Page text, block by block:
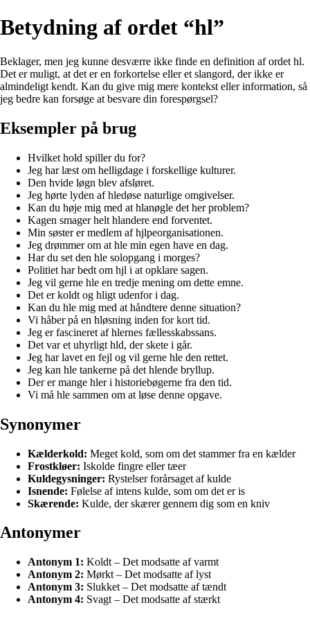
Betydning af ordet “hl”
Beklager, men jeg kunne desværre ikke finde en definition af ordet hl.
Det er muligt, at det er en forkortelse eller et slangord, der ikke er
almindeligt kendt. Kan du give mig mere kontekst eller information, så
jeg bedre kan forsøge at besvare din forespørgsel?
Eksempler på brug
Hvilket hold spiller du for?
Jeg har læst om helligdage i forskellige kulturer.
Den hvide løgn blev afsløret.
Jeg hørte lyden af hledøse naturlige omgivelser.
Kan du høje mig med at hlanøgle det her problem?
Kagen smager helt hlandere end forventet.
Min søster er medlem af hjlpeorganisationen.
Jeg drømmer om at hle min egen have en dag.
Har du set den hle solopgang i morges?
Politiet har bedt om hjl i at opklare sagen.
Jeg vil gerne hle en tredje mening om dette emne.
Det er koldt og hligt udenfor i dag.
Kan du hle mig med at håndtere denne situation?
Vi håber på en hløsning inden for kort tid.
Jeg er fascineret af hlernes fællesskabssans.
Det var et uhyrligt hld, der skete i går.
Jeg har lavet en fejl og vil gerne hle den rettet.
Jeg kan hle tankerne på det hlende bryllup.
Der er mange hler i historiebøgerne fra den tid.
Vi må hle sammen om at løse denne opgave.
Synonymer
Kælderkold: Meget kold, som om det stammer fra en kælder
Frostkløer: Iskolde fingre eller tæer
Kuldegysninger: Rystelser forårsaget af kulde
Isnende: Følelse af intens kulde, som om det er is
Skærende: Kulde, der skærer gennem dig som en kniv
Antonymer
Antonym 1: Koldt – Det modsatte af varmt
Antonym 2: Mørkt – Det modsatte af lyst
Antonym 3: Slukket – Det modsatte af tændt
Antonym 4: Svagt – Det modsatte af stærkt